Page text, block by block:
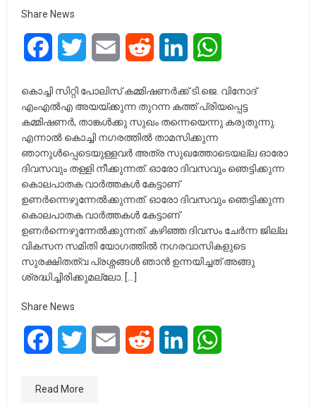
Share News
FacebookTwitter Email Reddit LinkedIn
കൊച്ചി സിറ്റി പോലിസ് കമ്മിഷണർക്ക് ടി.ജെ. വിനോദ്
എംഎൽഎ അയയ്ക്കുന്ന തുറന്ന കത്ത് പ്രിയപ്പെട്ട
കമ്മിഷണർ, താങ്കൾക്കു സുഖം തന്നെയെന്നു കരുതുന്നു.
എന്നാൽ കൊച്ചി നഗരത്തിൽ താമസിക്കുന്ന
ഞാനുൾപ്പെടെയുള്ളവർ അത്ര സുഖത്തോടെയല്ല ഓരോ
ദിവസവും തള്ളി നീക്കുന്നത്. ഓരോ ദിവസവും ഞെട്ടിക്കുന്ന
കൊലപാതക വാർത്തകൾ കേട്ടാണ്
ഉണർന്നെഴുന്നേൽക്കുന്നത്. ഓരോ ദിവസവും ഞെട്ടിക്കുന്ന
കൊലപാതക വാർത്തകൾ കേട്ടാണ്
ഉണർന്നെഴുന്നേൽക്കുന്നത്. കഴിഞ്ഞ ദിവസം ചേർന്ന ജില്ല
വികസന സമിതി യോഗത്തിൽ നഗരവാസികളുടെ
സുരക്ഷിതത്വ പ്രശ്നങ്ങൾ ഞാൻ ഉന്നയിച്ചത് അങ്ങു
ശ്രദ്ധിച്ചിരിക്കുമല്ലോ. […]
Share News
FacebookTwitter Email Reddit LinkedIn
Read More